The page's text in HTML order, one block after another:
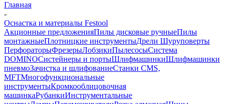
Главная
-
Оснастка и материалы Festool
Акционные предложенияПилы дисковые ручныеПилы
монтажныеПлотницкие инструментыДрели Шуруповерты
ПерфораторыФрезерыЛобзикиПылесосыСистема
DOMINOСистейнеры и портыШлифмашинкиШлифмашинки
пневмоЗачистка и шлифованиеСтанки CMS,
MFTМногофункциональные
инструментыКромкооблицовочная
машинкаРубанкиИнструментальные